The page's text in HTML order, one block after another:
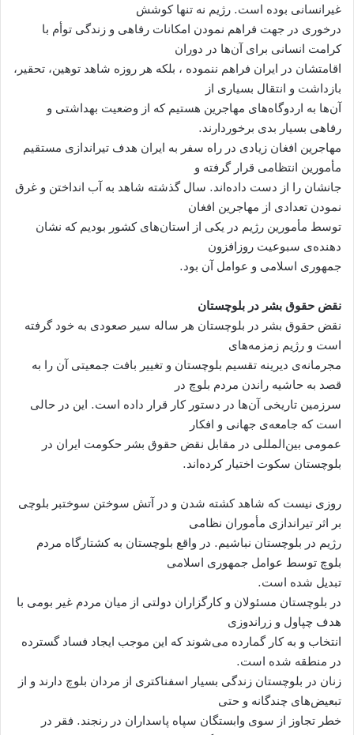
غیرانسانی بوده است. رژیم نه تنها کوشش
درخوری در جهت فراهم نمودن امکانات رفاهی و زندگی توأم با
کرامت انسانی برای آن‌ها در دوران
اقامتشان در ایران فراهم ننموده ، بلکه هر روزه شاهد توهین، تحقیر،
بازداشت و انتقال بسیاری از
آن‌ها به اردوگاه‌های مهاجرین هستیم که از وضعیت بهداشتی و
رفاهی بسیار بدی برخوردارند.
مهاجرین افغان زیادی در راه سفر به ایران هدف تیراندازی‌ مستقیم
مأمورین انتظامی قرار گرفته و
جانشان را از دست داده‌اند. سال گذشته شاهد به آب انداختن و غرق
نمودن تعدادی از مهاجرین افغان
توسط مأمورین رژیم در یکی از استان‌های کشور بودیم که نشان
دهنده‌ی سبوعیت روزافزون
جمهوری اسلامی و عوامل آن بود.
نقض حقوق بشر در بلوچستان
نقض حقوق بشر در بلوچستان هر ساله سیر صعودی به خود گرفته
است و رژیم زمزمه‌های
مجرمانه‌ی دیرینه تقسیم بلوچستان و تغییر بافت جمعیتی آن را به
قصد به حاشیه راندن مردم بلوچ در
سرزمین تاریخی آن‌ها در دستور کار قرار داده است. این در حالی
است که جامعه‌ی جهانی و افکار
عمومی بین‌المللی در مقابل نقض حقوق بشر حکومت ایران در
بلوچستان سکوت اختیار کرده‌اند.
روزی نیست که شاهد کشته شدن و در آتش سوختن سوختبر بلوچی
بر اثر تیراندازی مأموران نظامی
رژیم در بلوچستان نباشیم. در واقع بلوچستان به کشتارگاه مردم
بلوچ توسط عوامل جمهوری اسلامی
تبدیل شده است.
در بلوچستان مسئولان و کارگزاران دولتی از میان مردم غیر بومی با
هدف چپاول و زراندوزی
انتخاب و به کار گمارده می‌شوند که این موجب ایجاد فساد گسترده
در منطقه شده است.
زنان در بلوچستان زندگی بسیار اسفناکتری از مردان بلوچ دارند و از
تبعیض‌های چندگانه و حتی
خطر تجاوز از سوی وابستگان سپاه پاسداران در رنجند. فقر در